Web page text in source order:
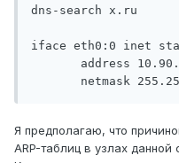
dns-search x.ru
iface eth0:0 inet
netmask
Я предполагаю, что
ARP-таблиц в узлах данной